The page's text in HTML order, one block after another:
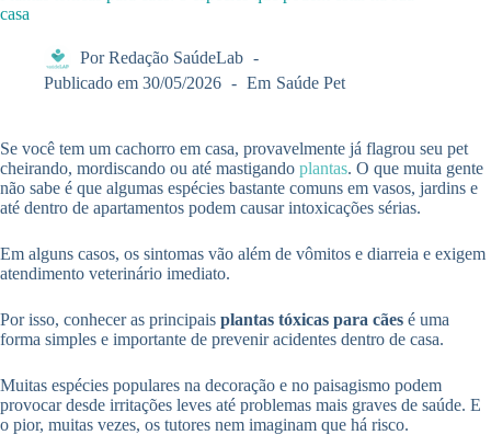
casa
Por Redação SaúdeLab
Publicado em 30/05/2026 Em Saúde Pet
Se você tem um cachorro em casa, provavelmente já flagrou seu pet
cheirando, mordiscando ou até mastigando plantas. O que muita gente
não sabe é que algumas espécies bastante comuns em vasos, jardins e
até dentro de apartamentos podem causar intoxicações sérias.
Em alguns casos, os sintomas vão além de vômitos e diarreia e exigem
atendimento veterinário imediato.
Por isso, conhecer as principais plantas tóxicas para cães é uma
forma simples e importante de prevenir acidentes dentro de casa.
Muitas espécies populares na decoração e no paisagismo podem
provocar desde irritações leves até problemas mais graves de saúde. E
o pior, muitas vezes, os tutores nem imaginam que há risco.